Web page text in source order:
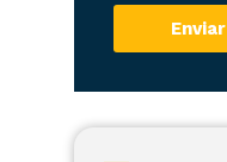
Enviar